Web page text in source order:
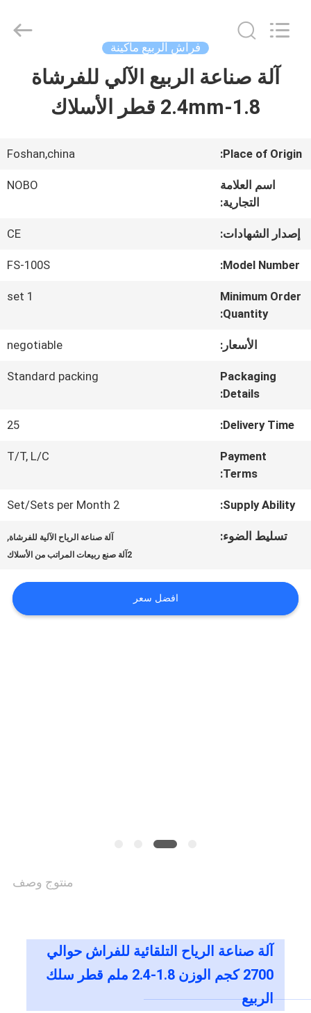
منزل
حول
جولة
في
المعمل
ضبط
الجودة
أخبار
جميع
القضايا
Developed
فراش الربيع ماكينة
آلة صناعة الربيع الآلي للفرشاة
1.8-2.4mm قطر الأسلاك
Place of Origin:
Foshan,china
اسم العلامة
التجارية:
NOBO
إصدار الشهادات: CE
Model Number:
FS-100S
Minimum Order
Quantity:
1 set
الأسعار: negotiable
Packaging
Details:
Standard packing
Delivery Time:
25
Payment
Terms:
T/T, L/C
Supply Ability:
2 Set/Sets per Month
تسليط الضوء: آلة صناعة الرياح الآلية للفرشاة,
2آلة صنع ربيعات المراتب من الأسلاك
افضل سعر
منتوج وصف
آلة صناعة الرياح التلقائية للفراش حوالي
2700 كجم الوزن 1.8-2.4 ملم قطر سلك
الربيع